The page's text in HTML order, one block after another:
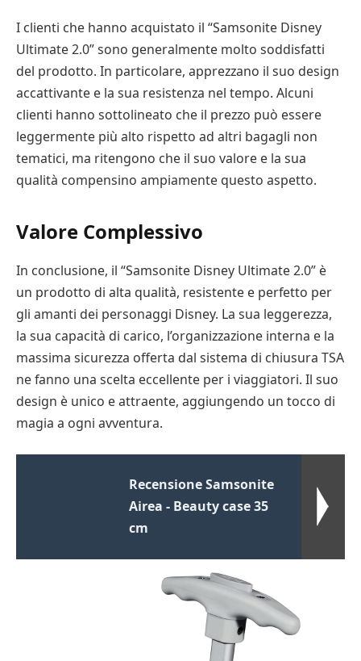
I clienti che hanno acquistato il “Samsonite Disney
Ultimate 2.0” sono generalmente molto soddisfatti
del prodotto. In particolare, apprezzano il suo design
accattivante e la sua resistenza nel tempo. Alcuni
clienti hanno sottolineato che il prezzo può essere
leggermente più alto rispetto ad altri bagagli non
tematici, ma ritengono che il suo valore e la sua
qualità compensino ampiamente questo aspetto.
Valore Complessivo
In conclusione, il “Samsonite Disney Ultimate 2.0” è
un prodotto di alta qualità, resistente e perfetto per
gli amanti dei personaggi Disney. La sua leggerezza,
la sua capacità di carico, l’organizzazione interna e la
massima sicurezza offerta dal sistema di chiusura TSA
ne fanno una scelta eccellente per i viaggiatori. Il suo
design è unico e attraente, aggiungendo un tocco di
magia a ogni avventura.
Recensione Samsonite
Airea - Beauty case 35
cm